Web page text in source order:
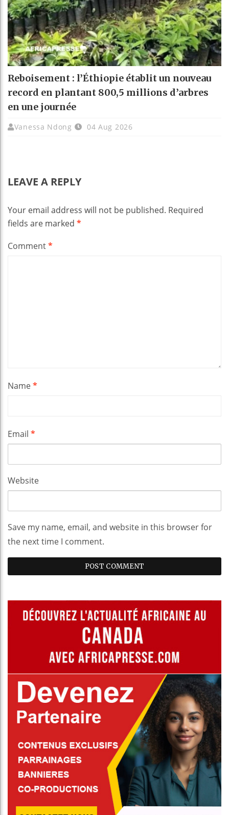
Reboisement : l’Éthiopie établit un nouveau
record en plantant 800,5 millions d’arbres
en une journée
Vanessa Ndong 04 Aug 2026
LEAVE A REPLY
Your email address will not be published. Required
fields are marked *
Comment*
Name*
Email *
Website
Save my name, email, and website in this browser for
the next time I comment.